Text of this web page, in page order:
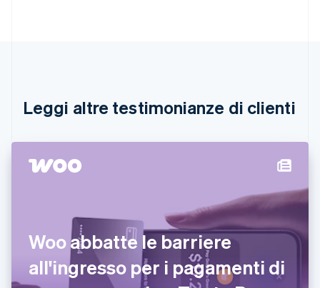
Leggi altre testimonianze di clienti
Woo abbatte le barriere
all'ingresso per i pagamenti di
English Français
Cina continentale
Cipro
English
Croazia
Emirati Arabi Uniti
English
Estonia
English